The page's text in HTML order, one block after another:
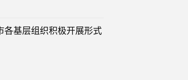
各基层组织积极开展形式